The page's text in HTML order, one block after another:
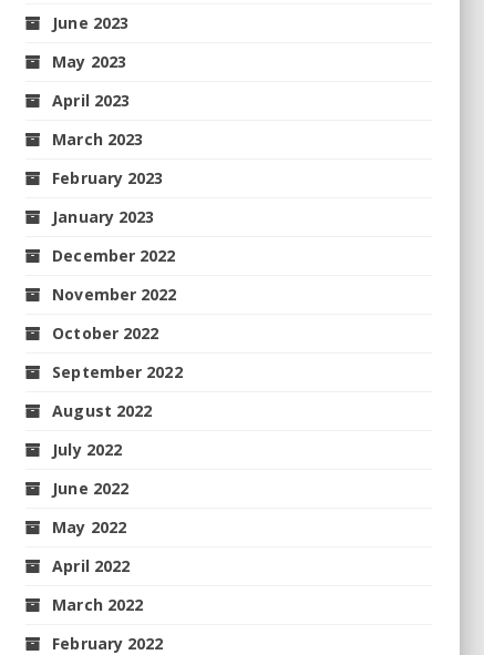
June 2023
May 2023
April 2023
March 2023
February 2023
January 2023
December 2022
November 2022
October 2022
September 2022
August 2022
July 2022
June 2022
May 2022
April 2022
March 2022
February 2022